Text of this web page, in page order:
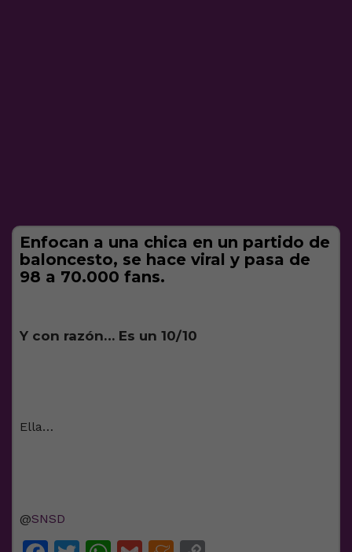
Enfocan a una chica en un partido de
baloncesto, se hace viral y pasa de
98 a 70.000 fans.
Y con razón… Es un 10/10
Ella…
@SNSD